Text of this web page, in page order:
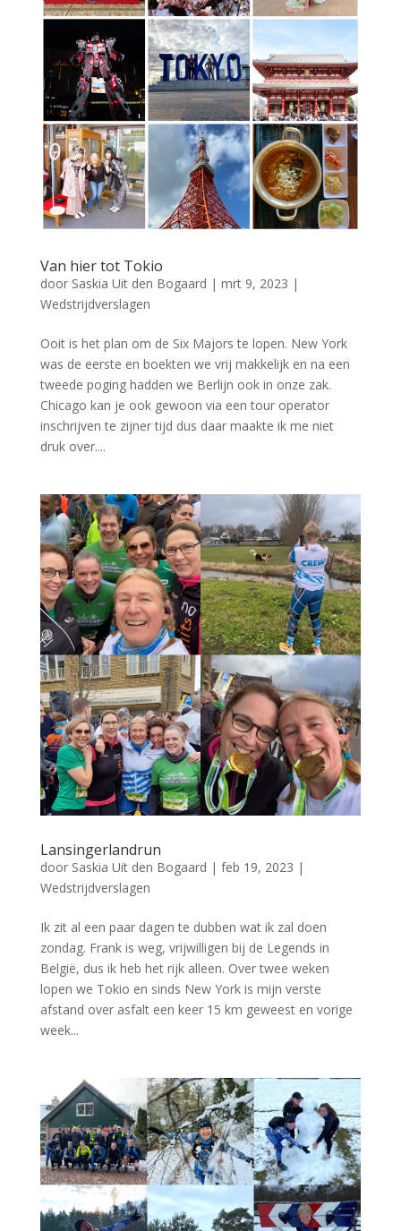
Van hier tot Tokio
door Saskia Uit den Bogaard | mrt 9, 2023 |
Wedstrijdverslagen
Ooit is het plan om de Six Majors te lopen. New York
was de eerste en boekten we vrij makkelijk en na een
tweede poging hadden we Berlijn ook in onze zak.
Chicago kan je ook gewoon via een tour operator
inschrijven te zijner tijd dus daar maakte ik me niet
druk over....
Lansingerlandrun
door Saskia Uit den Bogaard | feb 19, 2023 |
Wedstrijdverslagen
Ik zit al een paar dagen te dubben wat ik zal doen
zondag. Frank is weg, vrijwilligen bij de Legends in
België, dus ik heb het rijk alleen. Over twee weken
lopen we Tokio en sinds New York is mijn verste
afstand over asfalt een keer 15 km geweest en vorige
week...